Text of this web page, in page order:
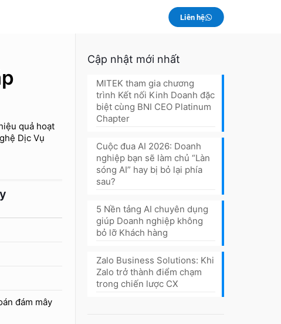
Liên hệ
quả hoạt
Dịc Vụ
đám mây
Cập nhật mới nhất
MITEK tham gia chương
trình Kết nối Kinh Doanh đặc
biệt cùng BNI CEO Platinum
Chapter
Cuộc đua AI 2026: Doanh
nghiệp bạn sẽ làm chủ “Làn
sóng AI” hay bị bỏ lại phía
sau?
5 Nền tảng AI chuyên dụng
giúp Doanh nghiệp không
bỏ lỡ Khách hàng
Zalo Business Solutions: Khi
Zalo trở thành điểm chạm
trong chiến lược CX